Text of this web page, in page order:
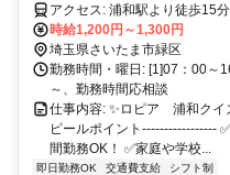
アクセス: 浦和駅より徒歩15分 またはバス「花月」停留所下車徒歩7
分
時給1,200円～1,300円
埼玉県さいたま市緑区
勤務時間・曜日: [1]07：00～
～、勤務時間応相談
仕事内容: ✨ロピア 浦和クイ
ピールポイント-----------------
間勤務OK！ ✅️家庭や学校...
即日勤務OK 交通費支給 シフト制